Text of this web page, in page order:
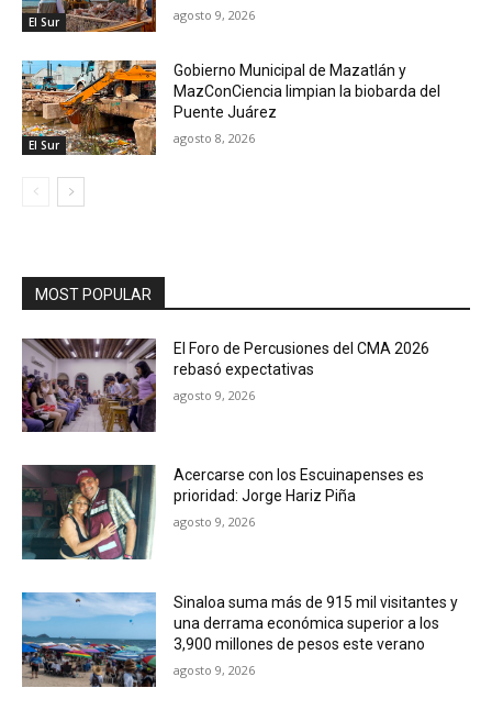
El Sur agosto 9, 2026
El Sur
Gobierno Municipal de Mazatlán y
MazConCiencia limpian la biobarda del
Puente Juárez
agosto 8, 2026
MOST POPULAR
El Foro de Percusiones del CMA 2026
rebasó expectativas
agosto 9, 2026
Acercarse con los Escuinapenses es
prioridad: Jorge Hariz Piña
agosto 9, 2026
Sinaloa suma más de 915 mil visitantes y
una derrama económica superior a los
3,900 millones de pesos este verano
agosto 9, 2026